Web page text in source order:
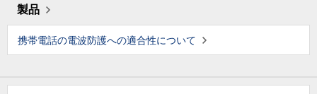
製品
携帯電話の電波防護への適合性について